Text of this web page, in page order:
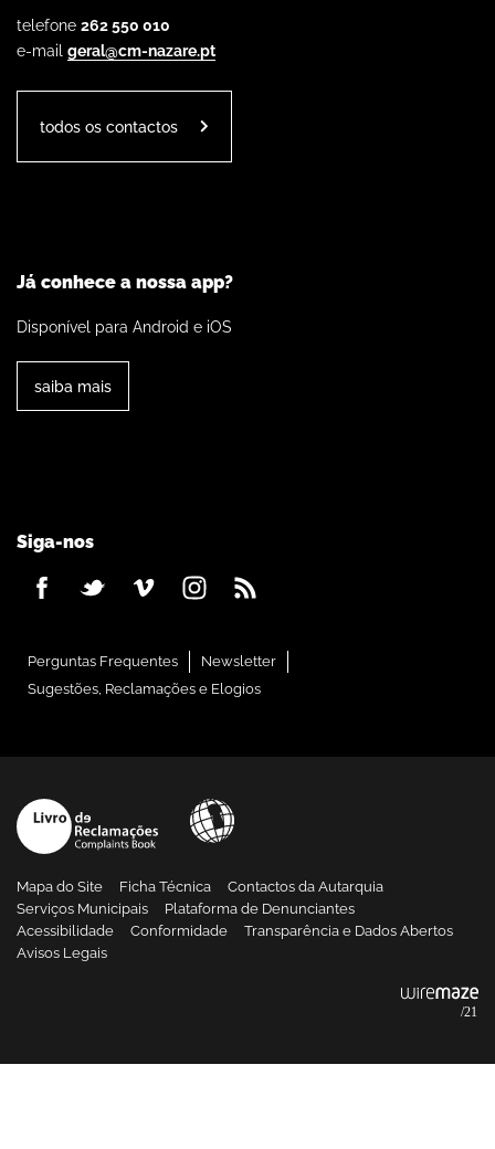
telefone 262 550 010
e-mail geral@cm-nazare.pt
todos os contactos
Já conhece a nossa app?
Disponível para Android e iOS
saiba mais
Siga-nos
Perguntas Frequentes
Newsletter
Sugestões, Reclamações e Elogios
Mapa do Site Ficha Técnica
Contactos da Autarquia
Serviços Municipais
Plataforma de Denunciantes
Acessibilidade
Conformidade
Transparência e Dados Abertos
Avisos Legais